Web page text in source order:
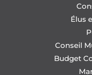
Élus
Conseil
Budget